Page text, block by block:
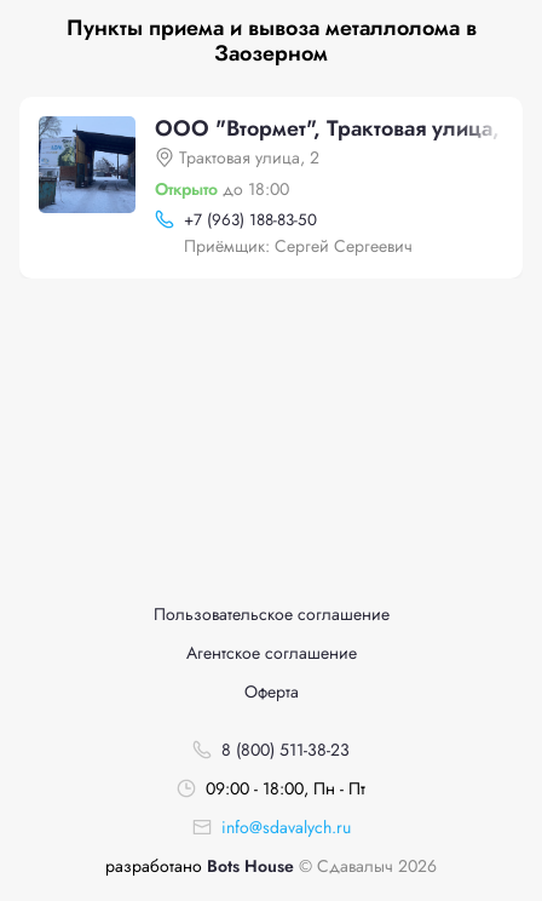
Пункты приема и вывоза металлолома в
Заозерном
ООО "Втормет", Трактовая улица, 2
Трактовая улица, 2
Открыто до 18:00
+7 (963) 188-83-50
Приёмщик: Сергей Сергеевич
Пользовательское соглашение
Агентское соглашение
Оферта
8 (800) 511-38-23
09:00 - 18:00, Пн - Пт
info@sdavalych.ru
разработано Bots House © Сдавалыч 2026